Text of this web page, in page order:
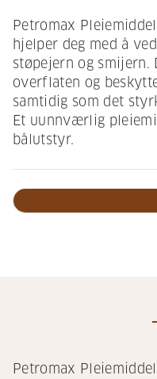
Petromax
hjelper deg med å
støpejern og smijern.
overflaten og
samtidig som det
Et uunnværlig
bålutstyr.
Petromax